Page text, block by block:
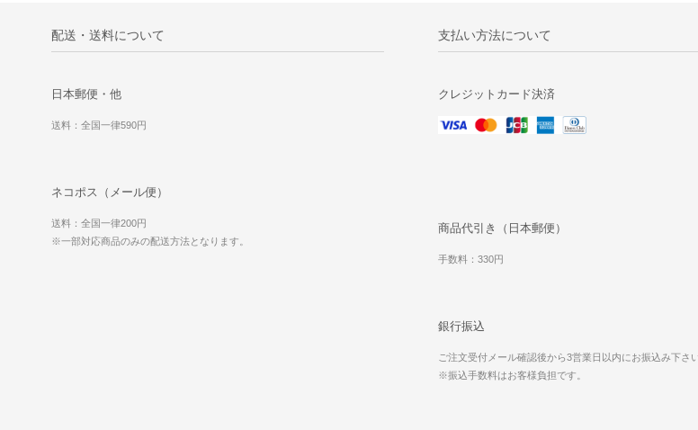
配送・送料について
日本郵便・他
送料：全国一律590円
ネコポス（メール便）
送料：全国一律200円
※一部対応商品のみの配送方法となります。
支払い方法について
クレジットカード決済
商品代引き（日本郵便）
手数料：330円
銀行振込
ご注文受付メール確認後から3営業日以内にお振込み下さい
※振込手数料はお客様負担です。